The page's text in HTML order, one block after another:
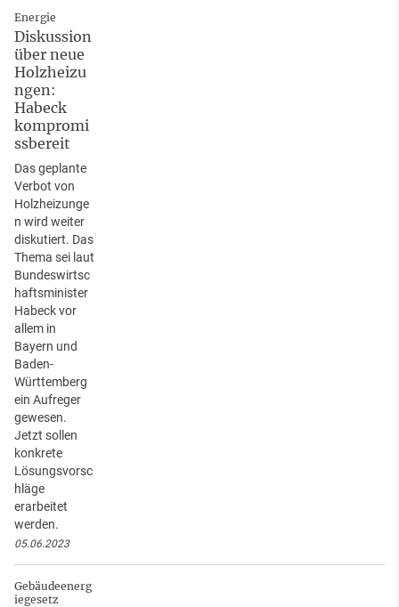
Energie
Diskussion
über neue
Holzheizu
ngen:
Habeck
kompromi
ssbereit
Das geplante
Verbot von
Holzheizunge
n wird weiter
diskutiert. Das
Thema sei laut
Bundeswirtsc
haftsminister
Habeck vor
allem in
Bayern und
Baden-
Württemberg
ein Aufreger
gewesen.
Jetzt sollen
konkrete
Lösungsvorsc
hläge
erarbeitet
werden.
05.06.2023
Gebäudeenerg
iegesetz